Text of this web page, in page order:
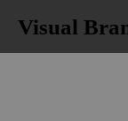
Visual